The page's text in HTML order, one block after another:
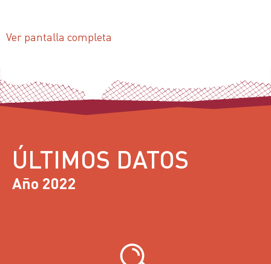
Ver pantalla completa
ÚLTIMOS DATOS
Año 2022